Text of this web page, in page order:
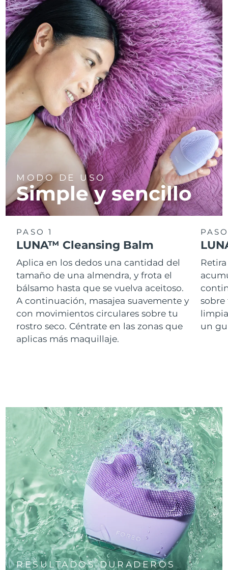
MODO DE USO
Simple y sencillo
PASO 1
LUNA™ Cleansing Balm
Aplica en los dedos una cantidad del
tamaño de una almendra, y frota el
bálsamo hasta que se vuelva aceitoso.
A continuación, masajea suavemente y
con movimientos circulares sobre tu
rostro seco. Céntrate en las zonas que
aplicas más maquillaje.
un
RESULTADOS DURADEROS